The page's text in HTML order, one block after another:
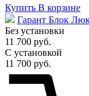
Купить В корзине
Гарант Блок
Без установки
11 700 руб.
С установкой
11 700 руб.